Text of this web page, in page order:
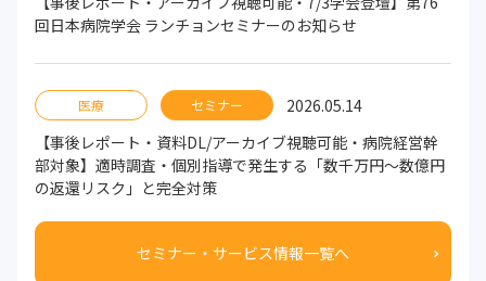
回日本病院学会 ランチョンセミナーのお知らせ
医療 セミナー
2026.05.14
【事後レポート・資料DL/アーカイブ視聴可能・病院経営幹
部対象】適時調査・個別指導で発生する「数千万円～数億円
の返還リスク」と完全対策
セミナー・サービス情報一覧へ